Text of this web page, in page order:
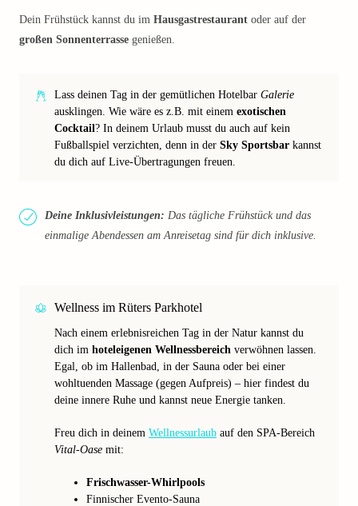
Dein Frühstück kannst du im Hausgastrestaurant oder auf der
großen Sonnenterrasse genießen.
Lass deinen Tag in der gemütlichen Hotelbar Galerie
ausklingen. Wie wäre es z.B. mit einem exotischen
Cocktail? In deinem Urlaub musst du auch auf kein
Fußballspiel verzichten, denn in der Sky Sportsbar kannst
du dich auf Live-Übertragungen freuen.
Deine Inklusivleistungen: Das tägliche Frühstück und das
einmalige Abendessen am Anreisetag sind für dich inklusive.
Wellness im Rüters Parkhotel
Nach einem erlebnisreichen Tag in der Natur kannst du
dich im hoteleigenen Wellnessbereich verwöhnen lassen.
Egal, ob im Hallenbad, in der Sauna oder bei einer
wohltuenden Massage (gegen Aufpreis) – hier findest du
deine innere Ruhe und kannst neue Energie tanken.
Freu dich in deinem Wellnessurlaub auf den SPA-Bereich
Vital-Oase mit:
Frischwasser-Whirlpools
Finnischer Evento-Sauna